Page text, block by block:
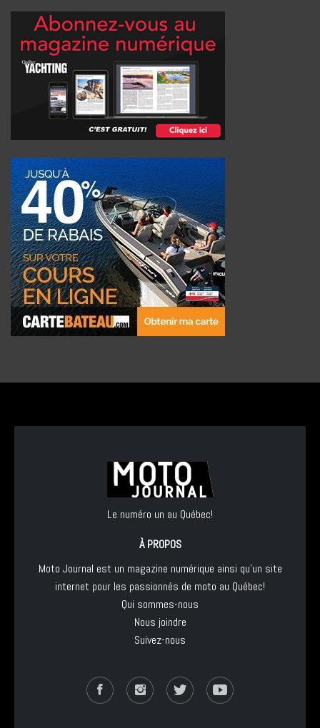
Le numéro un au Québec!
À PROPOS
Moto Journal est un magazine numérique ainsi qu'un site
internet pour les passionnés de moto au Québec!
Qui sommes-nous
Nous joindre
Suivez-nous